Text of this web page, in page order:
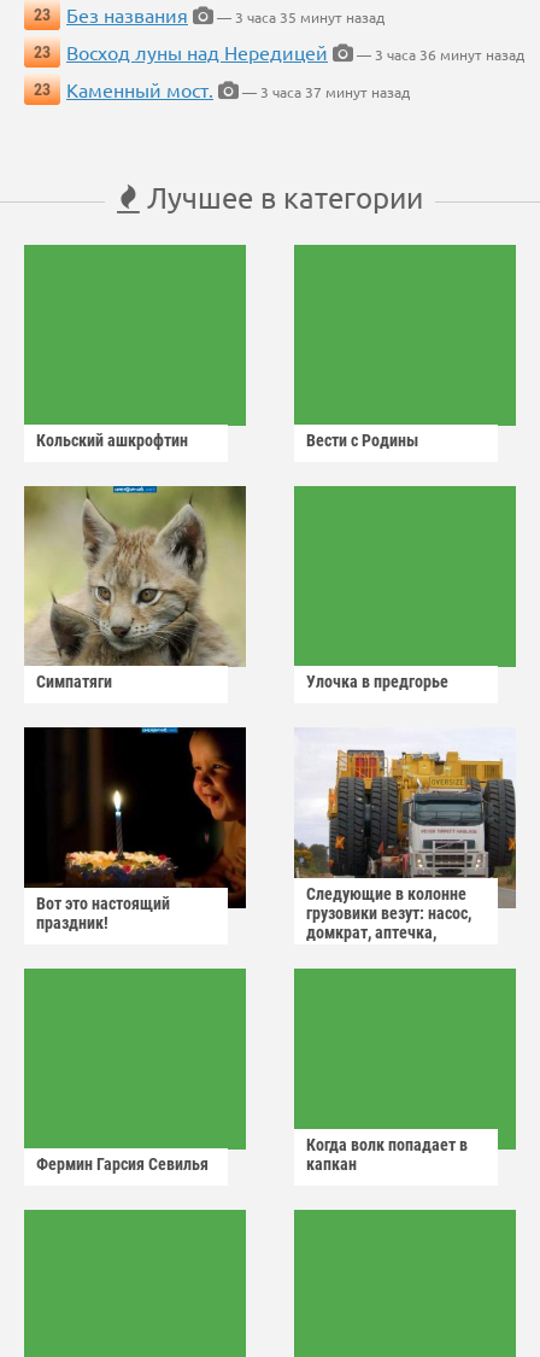
23
Без названия
— 3 часа 35 минут назад
23
Восход луны над Нередицей
— 3 часа 36 минут назад
23
Каменный мост. — 3 часа 37 минут назад
Лучшее в категории
Кольский ашкрофтин Вести с Родины
Симпатяги Улочка в предгорье
Вот это настоящий
праздник!
Следующие в колонне
грузовики везут: насос,
домкрат, аптечка,
Фермин Гарсия Севилья
Когда волк попадает в
капкан